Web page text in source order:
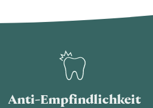
Anti-Empfindlichkeit